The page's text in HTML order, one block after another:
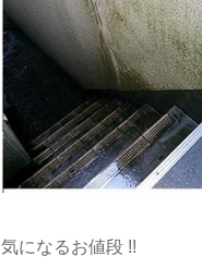
気になるお値段 !!